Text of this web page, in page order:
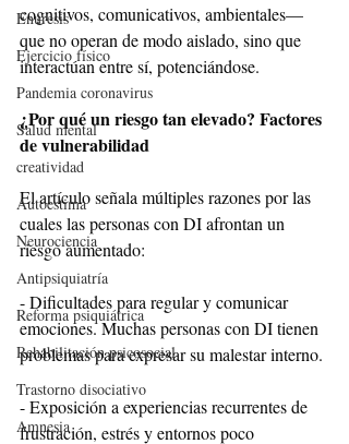
Enuresis
Ejercicio físico
Pandemia coronavirus
Salud mental
creatividad
Autoestima
Neurociencia
Antipsiquiatría
Reforma psiquiátrica
Rehabilitación psicosocial
Trastorno disociativo
Amnesia
cognitivos, comunicativos, ambientales—
que no operan de modo aislado, sino que
interactúan entre sí, potenciándose.
¿Por qué un riesgo tan elevado? Factores
de vulnerabilidad
El artículo señala múltiples razones por las
cuales las personas con DI afrontan un
riesgo aumentado:
- Dificultades para regular y comunicar
emociones. Muchas personas con DI tienen
problemas para expresar su malestar interno.
- Exposición a experiencias recurrentes de
frustración, estrés y entornos poco